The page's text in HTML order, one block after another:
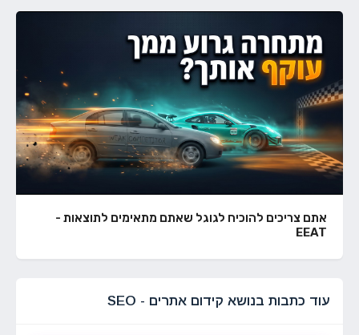
אתם צריכים להוכיח לגוגל שאתם מתאימים לתוצאות -
EEAT
עוד כתבות בנושא קידום אתרים - SEO